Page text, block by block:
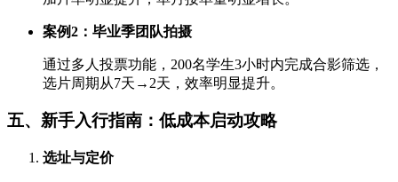
案例2：毕业季团队拍摄
通过多人投票功能，200名学生3小时内完成合影筛选，
选片周期从7天→2天，效率明显提升。
五、新手入行指南：低成本启动攻略
选址与定价